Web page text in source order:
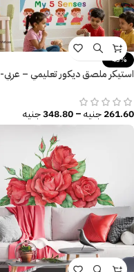
-43%
استيكر ملصق ديكور تعليمي – عربي-
261.60جنيه–
348.80جنيه